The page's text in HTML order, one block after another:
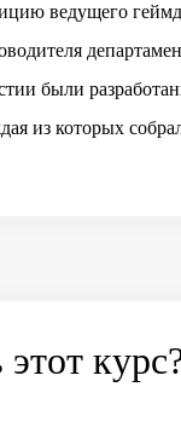
ведущего
были
из которых